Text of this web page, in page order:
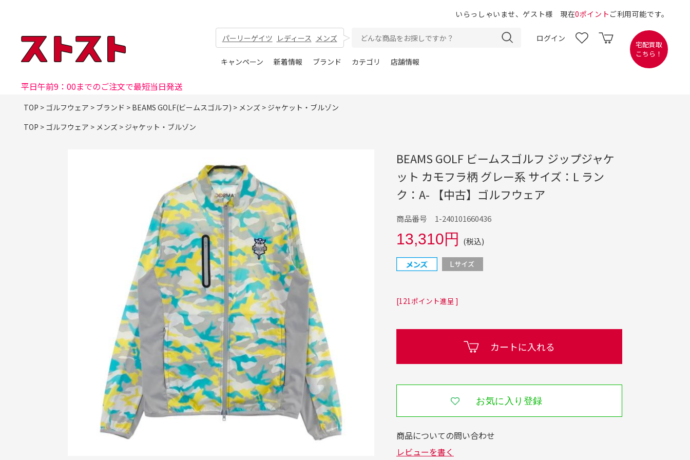
いらっしゃいませ、ゲスト様 現在0ポイント ご利用可能です。
パーリーゲイツ レディース メンズ ログイン
キャンペーン 新着情報 ブランド カテゴリ 店舗情報
宅配買取
こちら！
平日午前9：00までのご注文で最短当日発送
TOP > ゴルフウェア > ブランド > BEAMS GOLF(ビームスゴルフ) > メンズ > ジャケット・ブルゾン
TOP > ゴルフウェア > メンズ > ジャケット・ブルゾン
BEAMS GOLF ビームスゴルフ ジップジャケ
ット カモフラ柄 グレー系 サイズ：L ラン
ク：A- 【中古】ゴルフウェア
商品番号 1-240101660436
13,310円 (税込)
[121ポイント進呈 ]
カートに入れる
お気に入り登録